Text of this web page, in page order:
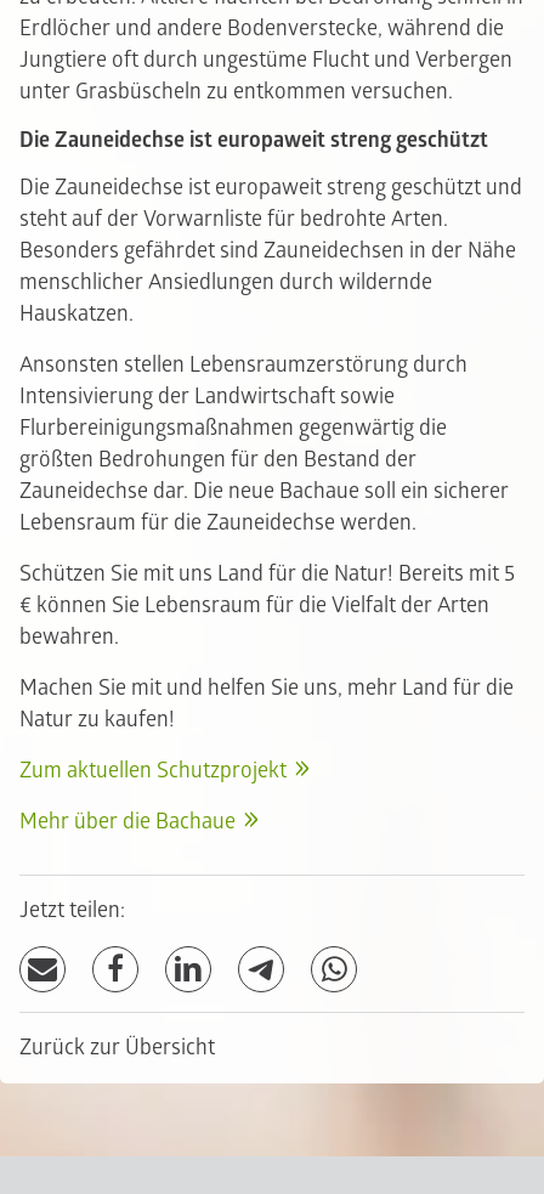
Erdlöcher und andere Bodenverstecke, während die
Jungtiere oft durch ungestüme Flucht und Verbergen
unter Grasbüscheln zu entkommen versuchen.
Die Zauneidechse ist europaweit streng geschützt
Die Zauneidechse ist europaweit streng geschützt und
steht auf der Vorwarnliste für bedrohte Arten.
Besonders gefährdet sind Zauneidechsen in der Nähe
menschlicher Ansiedlungen durch wildernde
Hauskatzen.
Ansonsten stellen Lebensraumzerstörung durch
Intensivierung der Landwirtschaft sowie
Flurbereinigungsmaßnahmen gegenwärtig die
größten Bedrohungen für den Bestand der
Zauneidechse dar. Die neue Bachaue soll ein sicherer
Lebensraum für die Zauneidechse werden.
Schützen Sie mit uns Land für die Natur! Bereits mit 5
€ können Sie Lebensraum für die Vielfalt der Arten
bewahren.
Machen Sie mit und helfen Sie uns, mehr Land für die
Natur zu kaufen!
Zum aktuellen Schutzprojekt
Mehr über die Bachaue
Jetzt teilen:
Zurück zur Übersicht